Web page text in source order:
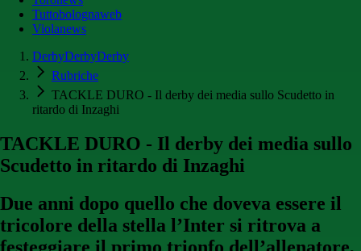
Tuttobolognaweb
Violanews
DerbyDerbyDerby
Rubriche
TACKLE DURO - Il derby dei media sullo Scudetto in
ritardo di Inzaghi
TACKLE DURO - Il derby dei media sullo
Scudetto in ritardo di Inzaghi
Due anni dopo quello che doveva essere il
tricolore della stella l’Inter si ritrova a